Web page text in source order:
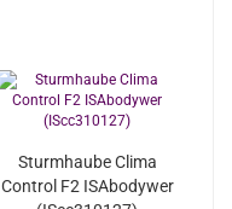
Sturmhaube Clima
Control F2 ISAbodywer